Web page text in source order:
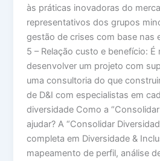
às práticas inovadoras do
representativos dos grupos
gestão de crises com base nas
5 – Relação custo e benefício:
desenvolver um projeto com
uma consultoria do que
de D&I com especialistas em
diversidade Como a
ajudar? A “Consolidar
completa em Diversidade &
mapeamento de perfil, análise